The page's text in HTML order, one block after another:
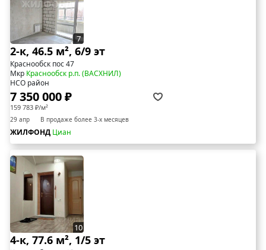
7
2-к, 46.5 м², 6/9 эт
Краснообск пос 47
Мкр Краснообск р.п. (ВАСХНИЛ)
НСО район
7 350 000 ₽
159 783 ₽/м²
29 апр В продаже более 3-х месяцев
ЖИЛФОНД Циан
10
4-к, 77.6 м², 1/5 эт